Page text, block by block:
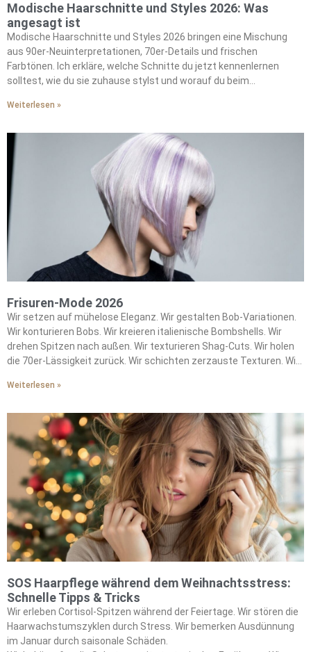
Modische Haarschnitte und Styles 2026: Was
angesagt ist
Modische Haarschnitte und Styles 2026 bringen eine Mischung
aus 90er-Neuinterpretationen, 70er-Details und frischen
Farbtönen. Ich erkläre, welche Schnitte du jetzt kennenlernen
solltest, wie du sie zuhause stylst und worauf du beim
und leicht umzusetzen. Die wichtigsten Looks im Überblick Kurz
Weiterlesen »
Frisuren-Mode 2026
Wir setzen auf mühelose Eleganz. Wir gestalten Bob-Variationen.
Wir konturieren Bobs. Wir kreieren italienische Bombshells. Wir
drehen Spitzen nach außen. Wir texturieren Shag-Cuts. Wir holen
die 70er-Lässigkeit zurück. Wir schichten zerzauste Texturen. Wir
Curtain Bangs. Wir formen Bottleneck Bangs. Wir zausen Birkin-
mischen Honig-Nuancen. Wir kombinieren Karamell-
Schattierungen. Wir ersetzen kühlere Paletten. Wir schmeicheln
allen mit Farbe. Wir setzen auf pflegeleichte Schnitte. Wir nutzen
Lufttrocken-Techniken. Wir minimieren Produktverwendung. Wir
setzen Akzente mit Statement-Accessoires. Wir runden ab mit
marmoriertem Acetat. Wir verzieren mit Kristallen. Wir veredeln
einfache Styles. Wir verraten Styling-Geheimnisse. Wir planen
Pflege-Methoden. Wir passen uns saisonal den Trends an.
Weiterlesen »
SOS Haarpflege während dem Weihnachtsstress:
Schnelle Tipps & Tricks
Wir erleben Cortisol-Spitzen während der Feiertage. Wir stören die
Haarwachstumszyklen durch Stress. Wir bemerken Ausdünnung
im Januar durch saisonale Schäden.